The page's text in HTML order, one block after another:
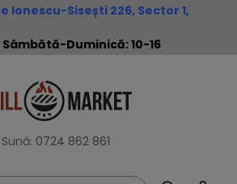
Ionescu-Sisești 226, Sector 1,
Duminică: 10-16
Sună: 0724 862 861